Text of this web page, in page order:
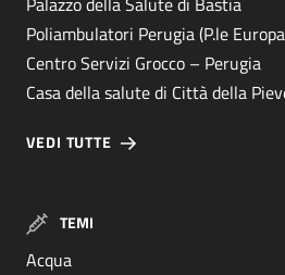
Poliambulatori Perugia (P.le
Centro Servizi Grocco – Perugia
Casa della salute di Città della
VEDI TUTTE
TEMI
Acqua